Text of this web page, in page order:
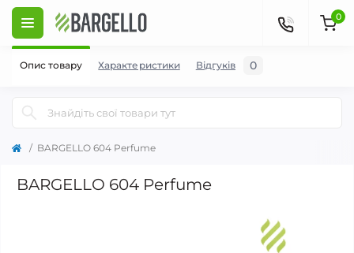
0
BARGELLO 604 Perfume
BARGELLO 604 Perfume
Опис товару Характеристики Відгуків 0